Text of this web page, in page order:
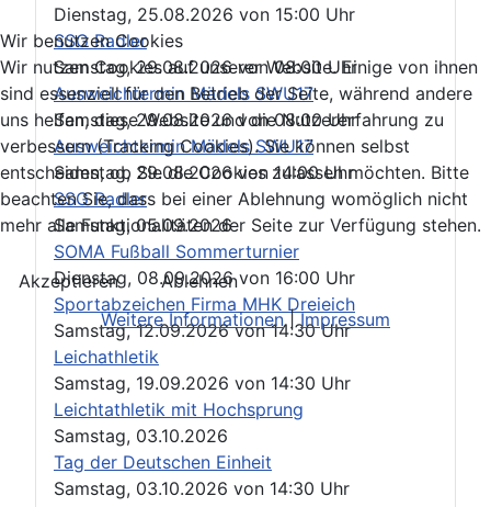
Dienstag, 25.08.2026 von 15:00 Uhr
SSG Radler
Samstag, 29.08.2026von08:00 Uhr
Ausweichtermin Mädels SWU17
Samstag, 29.08.2026von08:00 Uhr
Ausweichtermin Mädels SWU17
Samstag, 29.08.2026von14:00 Uhr
SSG Radler
Samstag, 05.09.2026
SOMA Fußball Sommerturnier
Dienstag, 08.09.2026von 16:00 Uhr
Sportabzeichen Firma MHK Dreieich
Samstag, 12.09.2026von14:30 Uhr
Leichathletik
Samstag, 19.09.2026 von 14:30 Uhr
Leichtathletik mit Hochsprung
Samstag, 03.10.2026
Tag der Deutschen Einheit
Samstag, 03.10.2026 von 14:30 Uhr
Wir benutzen Cookies
Wir nutzen Cookies auf unserer Website. Einige von ihnen
sind essenziell für den Betrieb der Seite, während andere
uns helfen, diese Website und die Nutzererfahrung zu
verbessern (Tracking Cookies). Sie können selbst
entscheiden, ob Sie die Cookies zulassen möchten. Bitte
beachten Sie, dass bei einer Ablehnung womöglich nicht
mehr alle Funktionalitäten der Seite zur Verfügung stehen.
Akzeptieren
Ablehnen
Weitere Informationen|Impressum